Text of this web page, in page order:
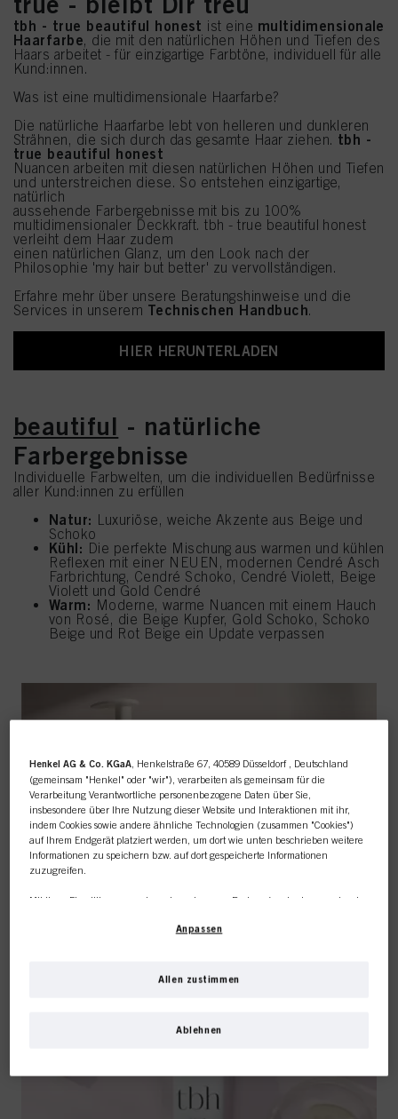
tbh - true beautiful honest ist eine multidimensionale
Haarfarbe, die mit den natürlichen Höhen und Tiefen des
Haars arbeitet - für einzigartige Farbtöne, individuell für alle
Kund:innen.
Was ist eine multidimensionale Haarfarbe?
Die natürliche Haarfarbe lebt von helleren und dunkleren
Strähnen, die sich durch das gesamte Haar ziehen. tbh -
true beautiful honest
Nuancen arbeiten mit diesen natürlichen Höhen und Tiefen
und unterstreichen diese. So entstehen einzigartige,
natürlich
aussehende Farbergebnisse mit bis zu 100%
multidimensionaler Deckkraft. tbh - true beautiful honest
verleiht dem Haar zudem
einen natürlichen Glanz, um den Look nach der
Philosophie 'my hair but better' zu vervollständigen.
Erfahre mehr über unsere Beratungshinweise und die
Services in unserem Technischen Handbuch.
HIER HERUNTERLADEN
beautiful - natürliche
Farbergebnisse
Individuelle Farbwelten, um die individuellen Bedürfnisse
aller Kund:innen zu erfüllen
Natur: Luxuriöse, weiche Akzente aus Beige und
Schoko
Kühl: Die perfekte Mischung aus warmen und kühlen
Reflexen mit einer NEUEN, modernen Cendré Asch
Farbrichtung, Cendré Schoko, Cendré Violett, Beige
Violett und Gold Cendré
Warm: Moderne, warme Nuancen mit einem Hauch
von Rosé, die Beige Kupfer, Gold Schoko, Schoko
Beige und Rot Beige ein Update verpassen
Henkel AG & Co. KGaA , Henkelstraße 67, 40589 Düsseldorf , Deutschland
(gemeinsam "Henkel" oder "wir"), verarbeiten als gemeinsam für die
Verarbeitung Verantwortliche personenbezogene Daten über Sie,
insbesondere über Ihre Nutzung dieser Website und Interaktionen mit ihr,
indem Cookies sowie andere ähnliche Technologien (zusammen "Cookies")
auf Ihrem Endgerät platziert werden, um dort wie unten beschrieben weitere
Informationen zu speichern bzw. auf dort gespeicherte Informationen
zuzugreifen.
Mit Ihrer Einwilligung werden wir und unsere Partner (auch als separate oder
Datenschutzerklärung im Abschnitt "Cookies, Pixel, Fingerprints und ähnliche
messen und zu optimieren, um Ihnen Funktionalitäten zur Verbesserung
Ihre geschäftlichen Interaktionen mit uns (bzw. solche des Unternehmens, für
Daten angereichert werden können, die von Dritten und anderen Websites
bezogen werden. Wir verwenden diese Profile zum Zweck der
Anpassen
Ablehnen
Allen zustimmen